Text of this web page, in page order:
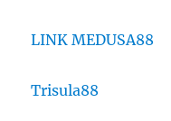
LINK MEDUSA88
Trisula88